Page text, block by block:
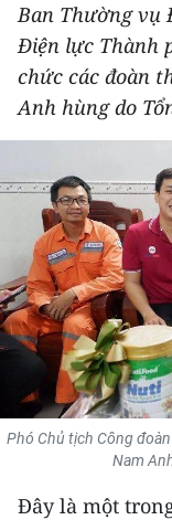
PHÁP LUẬT
DU LỊCH
THẾ GIỚI
GIÁO DỤC
Y TẾ
KHOA HỌC -
MÔI TRƯỜNG
BẠN ĐỌC
Ban Thường vụ
Điện lực Thành
chức các đoàn
Anh hùng do
Phó Chủ tịch Công
Nam
Đây là một